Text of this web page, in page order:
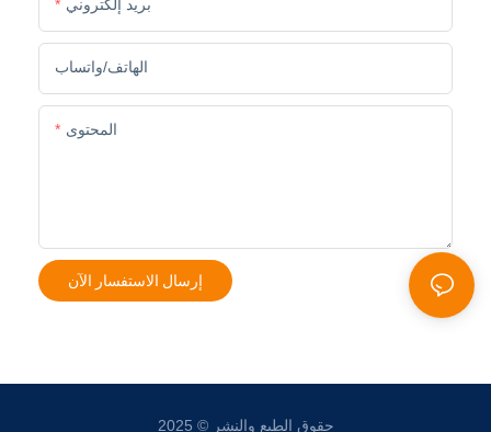
بريد إلكتروني
الهاتف/واتساب
المحتوى
إرسال الاستفسار الآن
حقوق الطبع والنشر © 2025